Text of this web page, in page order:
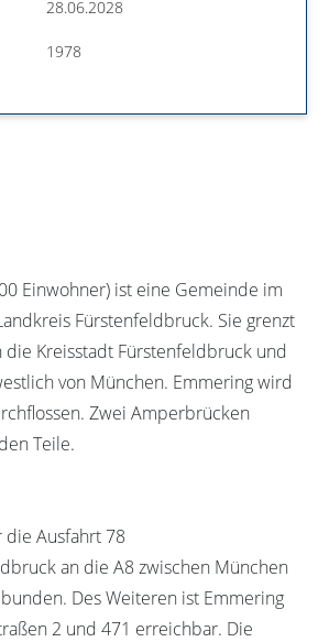
28.06.2028
1978
Einwohner) ist eine Gemeinde im
Fürstenfeldbruck. Sie grenzt
Kreisstadt Fürstenfeldbruck und
von München. Emmering wird
Zwei Amperbrücken
Teile.
die Ausfahrt 78
an die A8 zwischen München
Des Weiteren ist Emmering
2 und 471 erreichbar. Die